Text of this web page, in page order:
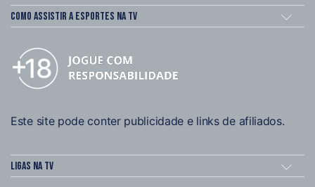
Como assistir a esportes na TV
Este site pode conter publicidade e links de afiliados.
Ligas na TV